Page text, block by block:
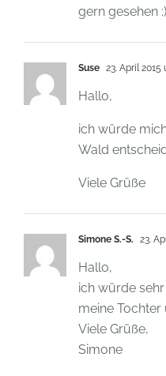
gern gesehen :)
Suse 23. April 2015
Hallo,
ich würde
Wald
Viele Grüße
Simone S.-S. 23.
Hallo,
ich würde
meine Tochter
Viele Grüße,
Simone